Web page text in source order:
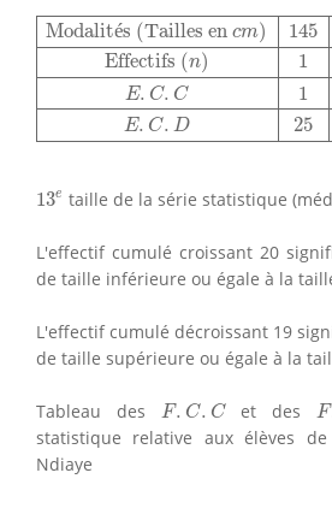
Modalités (Tailles en cm) 145
Effectifs (n) 1
E. C. C 1
E. C. D 25
Modalités (Tailles encm)145
13e
13etaille de la série statistique
L'effectif cumulé croissant 20
de taille inférieure ou égale à la
L'effectif cumulé décroissant 19
de taille supérieure ou égale à la
Tableau des F. C. C
F. C.C et des F
F.
statistique relative aux élèves de
Ndiaye